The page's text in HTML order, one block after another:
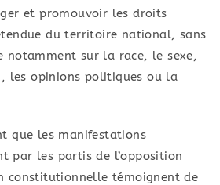
et promouvoir les droits
du territoire national, sans
notamment sur la race, le sexe,
les opinions politiques ou la
que les manifestations
par les partis de l’opposition
constitutionnelle témoignent de